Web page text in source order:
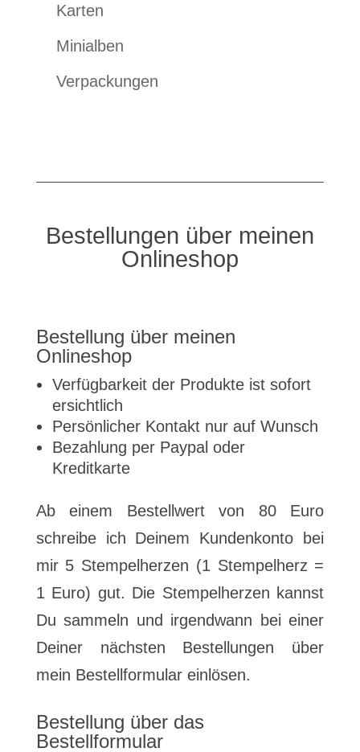
Karten
Minialben
Verpackungen
Bestellungen über meinen
Onlineshop
Bestellung über meinen
Onlineshop
Verfügbarkeit der Produkte ist sofort
ersichtlich
Persönlicher Kontakt nur auf Wunsch
Bezahlung per Paypal oder
Kreditkarte
Ab einem Bestellwert von 80 Euro
schreibe ich Deinem Kundenkonto bei
mir 5 Stempelherzen (1 Stempelherz =
1 Euro) gut. Die Stempelherzen kannst
Du sammeln und irgendwann bei einer
Deiner nächsten Bestellungen über
mein Bestellformular einlösen.
Bestellung über das
Bestellformular